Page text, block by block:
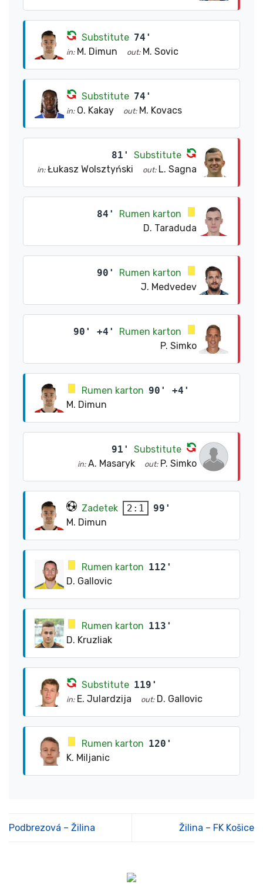
Substitute 74'
in: M. Dimun out: M. Sovic
Substitute 74'
in: O. Kakay out: M. Kovacs
81' Substitute
in: Łukasz Wolsztyński out: L. Sagna
84'
Rumen karton
D. Taraduda
90'
Rumen karton
J. Medvedev
90' +4'
Rumen karton
P. Simko
Rumen karton 90' +4'
M. Dimun
91' Substitute
in: A. Masaryk out: P. Simko
Zadetek 2:1
99'
M. Dimun
Rumen karton 112'
D. Gallovic
Rumen karton 113'
D. Kruzliak
Substitute 119'
in: E. Julardzija out: D. Gallovic
Rumen karton 120'
K. Miljanic
Podbrezová – Žilina Žilina – FK Košice